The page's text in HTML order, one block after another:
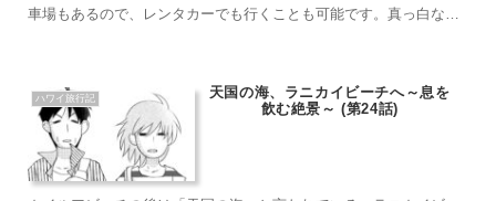
車場もあるので、レンタカーでも行くことも可能です。真っ白な砂
当に快適でした。
ハワイ旅行記
天国の海、ラニカイビーチへ～息を
飲む絶景～ (第24話)